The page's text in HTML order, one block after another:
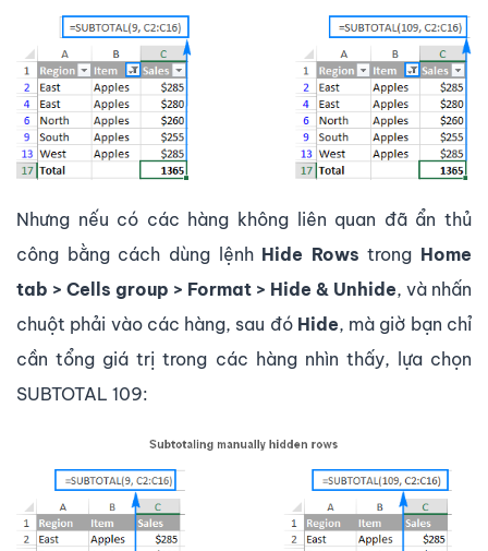
Nhưng nếu có các hàng không liên quan đã ẩn thủ
công bằng cách dùng lệnh Hide Rows trong Home
tab > Cells group > Format > Hide & Unhide, và nhấn
chuột phải vào các hàng, sau đó Hide, mà giờ bạn chỉ
cần tổng giá trị trong các hàng nhìn thấy, lựa chọn
SUBTOTAL 109: